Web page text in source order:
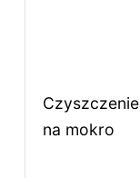
Czyszczenie
na mokro